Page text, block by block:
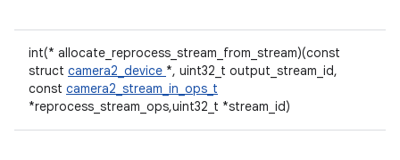
int(* allocate_reprocess_stream_from_stream)(const
struct camera2_device *, uint32_t output_stream_id,
const camera2_stream_in_ops_t
*reprocess_stream_ops,uint32_t *stream_id)